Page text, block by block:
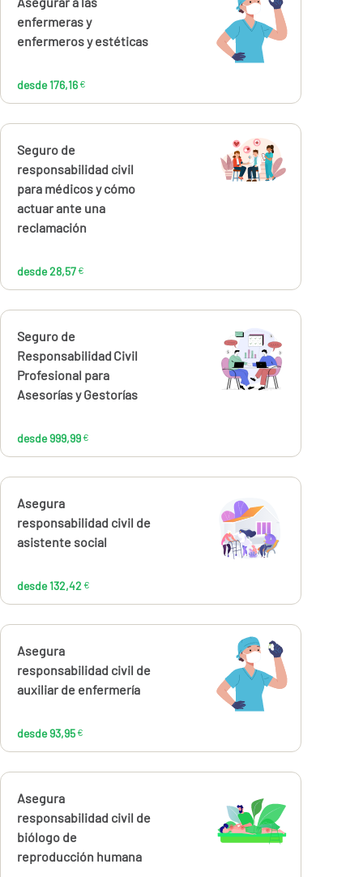
enfermeras y
enfermeros y estéticas
desde 176,16 €
176,16
Calcúlalo ahora
Seguro de
responsabilidad civil
para médicos y cómo
actuar ante una
reclamación
desde 28,57 €
28,57€
Calcúlalo ahora
Seguro de
Responsabilidad Civil
Profesional para
Asesorías y Gestorías
desde 999,99 €
999,99€
Calcúlalo ahora
Asegura
responsabilidad civil de
asistente social
desde 132,42 €
132,42€
Calcúlalo ahora
Asegura
responsabilidad civil de
auxiliar de enfermería
desde 93,95 €
93,95
Calcúlalo ahora
Asegura
responsabilidad civil de
biólogo de
reproducción humana
152,67€